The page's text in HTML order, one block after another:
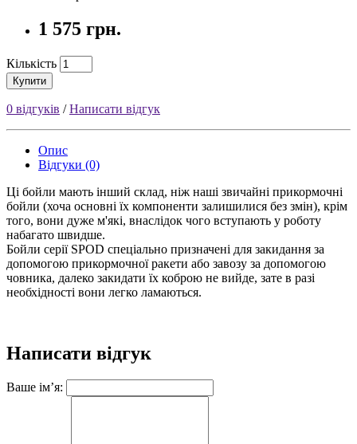
1 575 грн.
Кількість
Купити
0 відгуків /Написати відгук
Опис
Відгуки (0)
Ці бойли мають інший склад, ніж наші звичайні прикормочні
бойли (хоча основні їх компоненти залишилися без змін), крім
того, вони дуже м'які, внаслідок чого вступають у роботу
набагато швидше.
Бойли серії SPOD спеціально призначені для закидання за
допомогою прикормочноїракети або завозу за допомогою
човника, далеко закидати їх коброю не вийде, зате в разі
необхідності вони легко ламаються.
Написати відгук
Ваше ім’я: